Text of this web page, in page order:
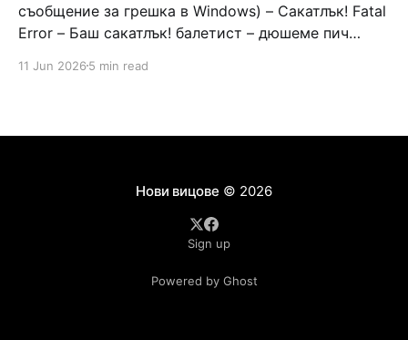
съобщение за грешка в Windows) – Сакатлък! Fatal
Error – Баш сакатлък! балетист – дюшеме пич
Война и мир – Патаклама и рахатлък Cancel –
дявола – дур базик шаркан бабана сакатлък Двама
11 Jun 2026 5 min read
Нови вицове © 2026
Sign up
Powered by Ghost